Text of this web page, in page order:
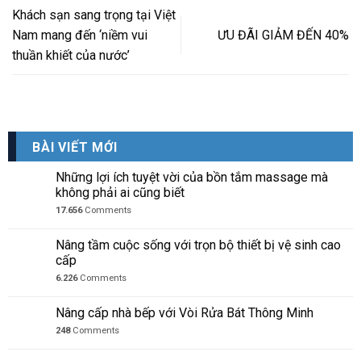
Khách sạn sang trọng tại Việt
Nam mang đến ‘niềm vui
thuần khiết của nước’
ƯU ĐÃI GIẢM ĐẾN 40%
BÀI VIẾT MỚI
Những lợi ích tuyệt vời của bồn tắm massage mà
không phải ai cũng biết
17.656Comments
Nâng tầm cuộc sống với trọn bộ thiết bị vệ sinh cao
cấp
6.226Comments
Nâng cấp nhà bếp với Vòi Rửa Bát Thông Minh
248Comments